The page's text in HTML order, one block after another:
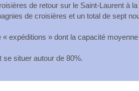
de retour sur le Saint-Laurent à
de croisières et un total de sept
expéditions » dont la capacité
situer autour de 80%.